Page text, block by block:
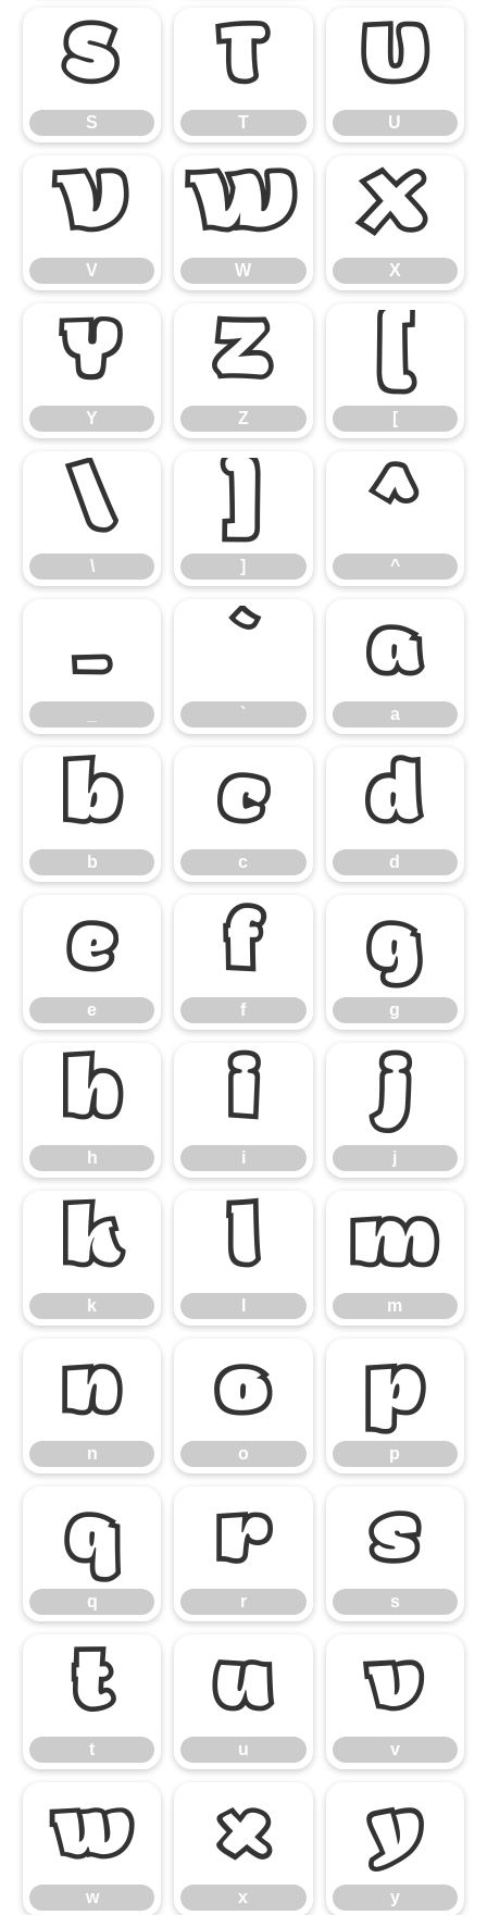
S
S
T
T
U
U
V
V
W
W
X
X
Y
Y
Z
Z
[
[
\
\
]
]
^
^
_ `
`
a
a
b
b
c
c
d
d
e
e
f
f
g
g
h
h
i
i
j
j
k
k
l m
m
n
n
o
o
p
p
q
q
r
r
s
s
t
t
u
u
v
v
w
w
x
x
y
y